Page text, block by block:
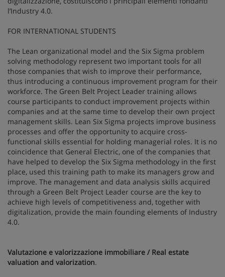
l’Industry 4.0.
FOR INTERNATIONAL STUDENTS
The Lean organizational model and the Six Sigma problem
solving methodology represent two important tools for all
those companies that wish to improve their performance,
thus introducing a continuous improvement program for their
workforce. The Green Belt Project Leader training allows
course participants to conduct improvement projects within
companies and at the same time to develop their own project
management skills. Lean Six Sigma projects improve business
processes and offer the opportunity to acquire cross-
functional skills essential for holding managerial roles. It is no
coincidence that General Electric, one of the companies that
have helped to develop the Six Sigma methodology in the first
place, used this training path to make its managers grow and
improve. The management and data analysis skills acquired
through a Green Belt Project Leader course are the key to
achieve high levels of competitiveness and, together with
digitalization, provide the main founding elements of Industry
4.0.
Valutazione e valorizzazione immobiliare / Real estate
valuation and valorization.